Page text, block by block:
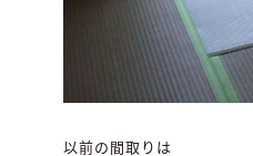
以前の間取りは